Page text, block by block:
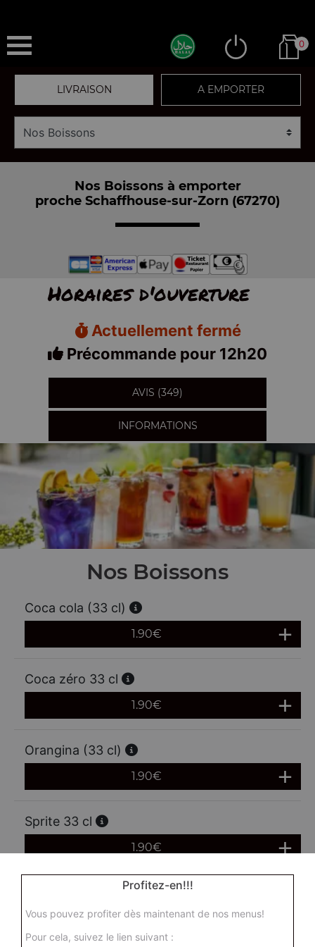
0
LIVRAISON A EMPORTER
Nos Boissons à emporter
proche Schaffhouse-sur-Zorn (67270)
Horaires d'ouverture
Actuellement fermé
Précommande pour 12h20
AVIS (349)
INFORMATIONS
Nos Boissons
Coca cola (33 cl)
1.90€
Coca zéro 33 cl
1.90€
Orangina (33 cl)
1.90€
Sprite 33 cl
1.90€
1.90€
Profitez-en!!!
Vous pouvez profiter dès maintenant de nos menus!
Pour cela, suivez le lien suivant :